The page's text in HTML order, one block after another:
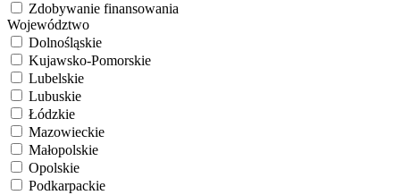
Zdobywanie finansowania
Województwo
Dolnośląskie
Kujawsko-Pomorskie
Lubelskie
Lubuskie
Łódzkie
Mazowieckie
Małopolskie
Opolskie
Podkarpackie